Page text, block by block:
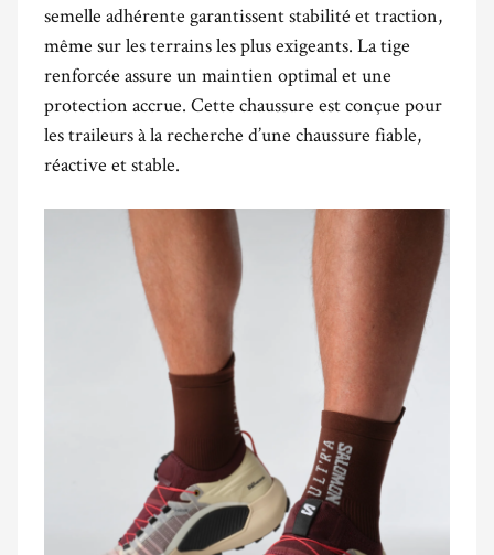
semelle adhérente garantissent stabilité et traction,
même sur les terrains les plus exigeants. La tige
renforcée assure un maintien optimal et une
protection accrue. Cette chaussure est conçue pour
les traileurs à la recherche d’une chaussure fiable,
réactive et stable.